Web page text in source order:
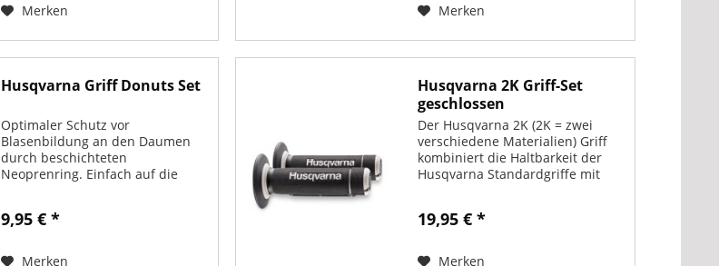
Merken Merken
Husqvarna Griff Donuts Set
Optimaler Schutz vor
Blasenbildung an den Daumen
durch beschichteten
Neoprenring. Einfach auf die
9,95 € *
Merken
Husqvarna 2K Griff-Set
geschlossen
Der Husqvarna 2K (2K = zwei
verschiedene Materialien) Griff
kombiniert die Haltbarkeit der
Husqvarna Standardgriffe mit
graues Material an der
Griffenden für...
19,95 € *
Merken